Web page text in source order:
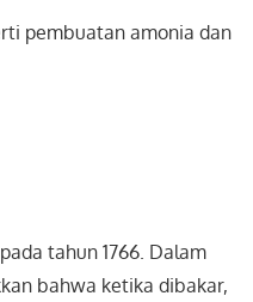
pembuatan amonia dan
tahun 1766. Dalam
bahwa ketika dibakar,